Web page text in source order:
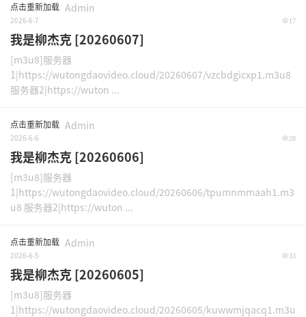
点击重新加载 Admin
2026-6-7 17
我是柳杰克 [20260607]
[m3u8]服务器
1|https://wutongdaovideo.cloud/20260607/vzcbdgicxp1.m3u8
服务器2|https://wuton ...
点击重新加载 Admin
2026-6-6 28
我是柳杰克 [20260606]
[m3u8]服务器
1|https://wutongdaovideo.cloud/20260606/tpumnmmaah1.m3
u8 服务器2|https://wuton ...
点击重新加载 Admin
2026-6-5 33
我是柳杰克 [20260605]
[m3u8]服务器
1|https://wutongdaovideo.cloud/20260605/kuwwmjqacq1.m3u